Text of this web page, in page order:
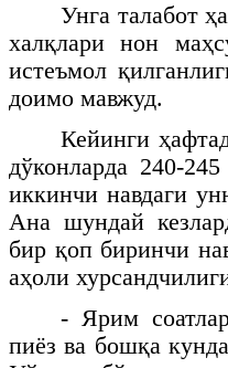
Унга талабот
халқлари нон
истеъмол
доимо мавжуд.
Кейинги
дўконларда 240-
иккинчи навдаги
Ана шундай
бир қоп биринчи
аҳоли
- Ярим
пиёз ва бошқа